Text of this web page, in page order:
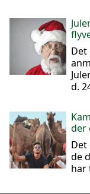
Det
d.
der
de
har